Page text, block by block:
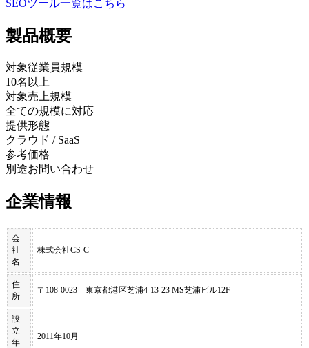
SEOツール一覧はこちら
製品概要
対象従業員規模
10名以上
対象売上規模
全ての規模に対応
提供形態
クラウド / SaaS
参考価格
別途お問い合わせ
企業情報
会
社
名
株式会社CS-C
住
所
〒108-0023 東京都港区芝浦4-13-23 MS芝浦ビル12F
設
立
年
2011年10月